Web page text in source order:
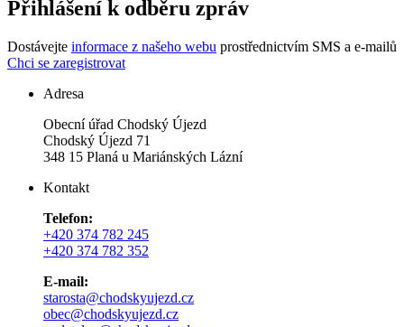
Přihlášení k odběru zpráv
Dostávejte informace z našeho webu prostřednictvím SMS a e-mailů
Chci se zaregistrovat
Adresa
Obecní úřad Chodský Újezd
Chodský Újezd 71
348 15 Planá u Mariánských Lázní
Kontakt
Telefon:
+420 374 782 245
+420 374 782 352
E-mail:
starosta@chodskyujezd.cz
obec@chodskyujezd.cz